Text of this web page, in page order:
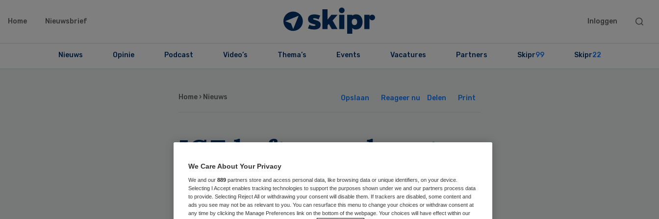
Home Nieuwsbrief Inloggen
Search
Nieuws Opinie Podcast Video’s Thema’s Events Vacatures Partners Skipr99 Skipr22
Home › Nieuws Opslaan Reageer nu Delen Print
IGZ heft verscherpt
toezicht Leendert
Meeshuis op
We Care About Your Privacy
We and our 889 partners store and access personal data, like browsing data or unique identifiers, on your device.
Selecting I Accept enables tracking technologies to support the purposes shown under we and our partners process data
to provide. Selecting Reject All or withdrawing your consent will disable them. If trackers are disabled, some content and
ads you see may not be as relevant to you. You can resurface this menu to change your choices or withdraw consent at
any time by clicking the Manage Preferences link on the bottom of the webpage. Your choices will have effect within our